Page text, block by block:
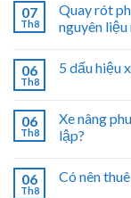
07
Th8
Quay rót
nguyên
06
Th8
5 dấu hiệu
06
Th8
Xe nâng
lập?
06
Th8
Có nên